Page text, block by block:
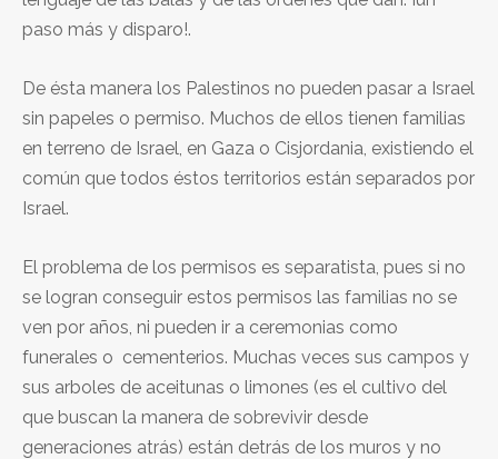
paso más y disparo!.
De ésta manera los Palestinos no pueden pasar a Israel
sin papeles o permiso. Muchos de ellos tienen familias
en terreno de Israel, en Gaza o Cisjordania, existiendo el
común que todos éstos territorios están separados por
Israel.
El problema de los permisos es separatista, pues si no
se logran conseguir estos permisos las familias no se
ven por años, ni pueden ir a ceremonias como
funerales o cementerios. Muchas veces sus campos y
sus arboles de aceitunas o limones (es el cultivo del
que buscan la manera de sobrevivir desde
generaciones atrás) están detrás de los muros y no